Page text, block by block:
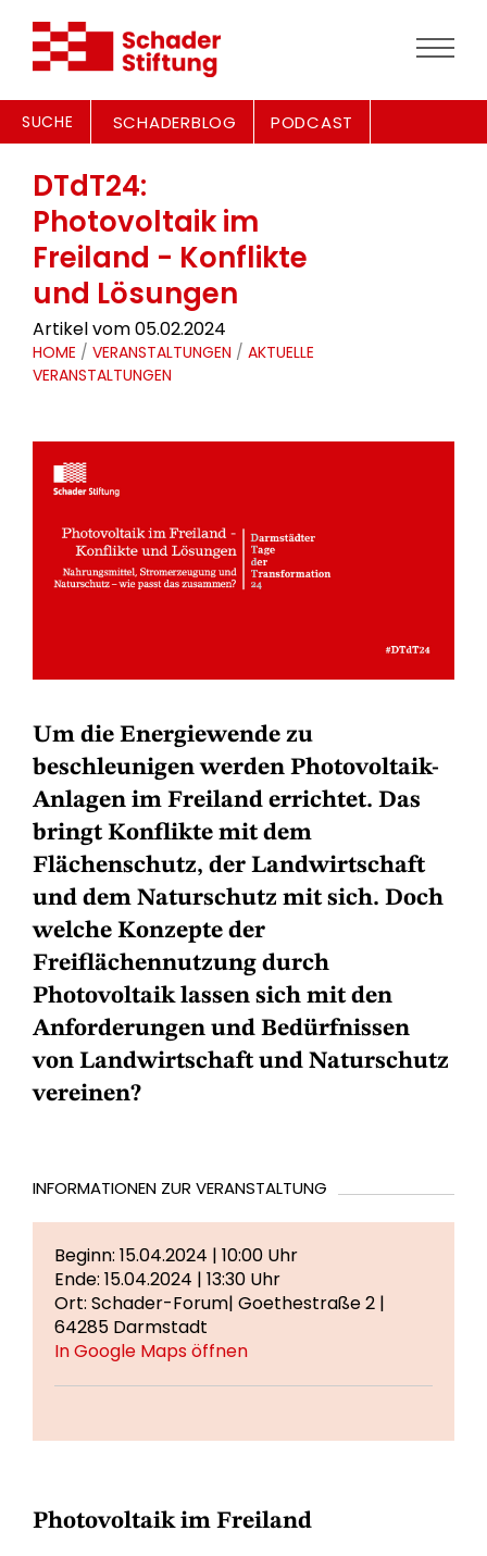
SUCHE SCHADERBLOG PODCAST
DTdT24:
Photovoltaik im
Freiland - Konflikte
und Lösungen
Artikel vom 05.02.2024
HOME / VERANSTALTUNGEN / AKTUELLE
VERANSTALTUNGEN
Um die Energiewende zu
beschleunigen werden Photovoltaik-
Anlagen im Freiland errichtet. Das
bringt Konflikte mit dem
Flächenschutz, der Landwirtschaft
und dem Naturschutz mit sich. Doch
welche Konzepte der
Freiflächennutzung durch
Photovoltaik lassen sich mit den
Anforderungen und Bedürfnissen
von Landwirtschaft und Naturschutz
vereinen?
INFORMATIONEN ZUR VERANSTALTUNG
Beginn: 15.04.2024 | 10:00 Uhr
Ende: 15.04.2024 | 13:30 Uhr
Ort: Schader-Forum| Goethestraße 2 |
64285 Darmstadt
In Google Maps öffnen
Photovoltaik im Freiland